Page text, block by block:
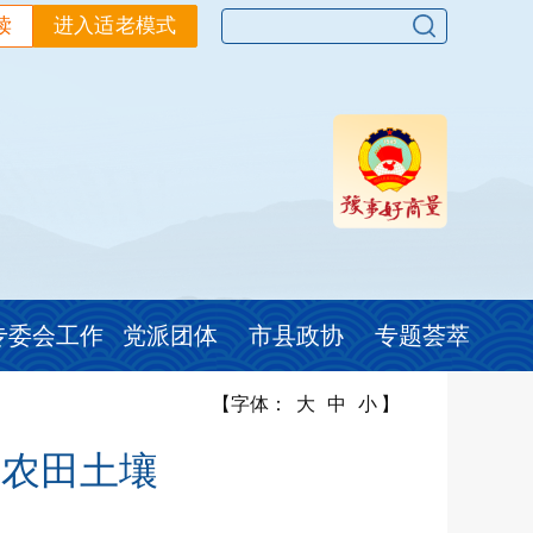
进入适老模式
委会工作 党派团体 市县政协 专题荟萃
【字体： 大 中 小 】
田土壤